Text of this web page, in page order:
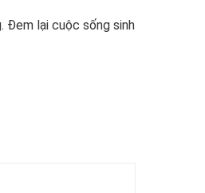
Đem lại cuộc sống sinh